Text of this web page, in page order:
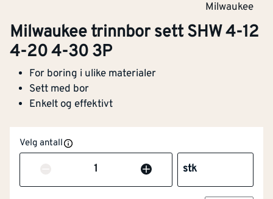
Milwaukee
Milwaukee trinnbor sett SHW 4-12
4-20 4-30 3P
For boring i ulike materialer
Sett med bor
Enkelt og effektivt
Velg antall
Antall stk